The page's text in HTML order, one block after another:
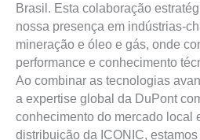
Brasil. Esta colaboração
nossa presença em indústrias-
mineração e óleo e gás, onde
performance e conhecimento
Ao combinar as tecnologias
a expertise global da DuPont
conhecimento do mercado local
distribuição da ICONIC,